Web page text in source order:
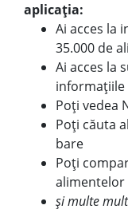
aplicația:
Ai acces la
35.000 de
Ai acces la
Poți vedea
Poți căuta
bare
Poți
alimentelor
și multe